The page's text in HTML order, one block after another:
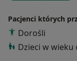
Pacjenci których
Dorośli
Dzieci w wieku